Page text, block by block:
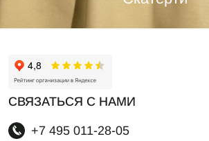
СВЯЗАТЬСЯ С НАМИ
+7 495 011-28-05